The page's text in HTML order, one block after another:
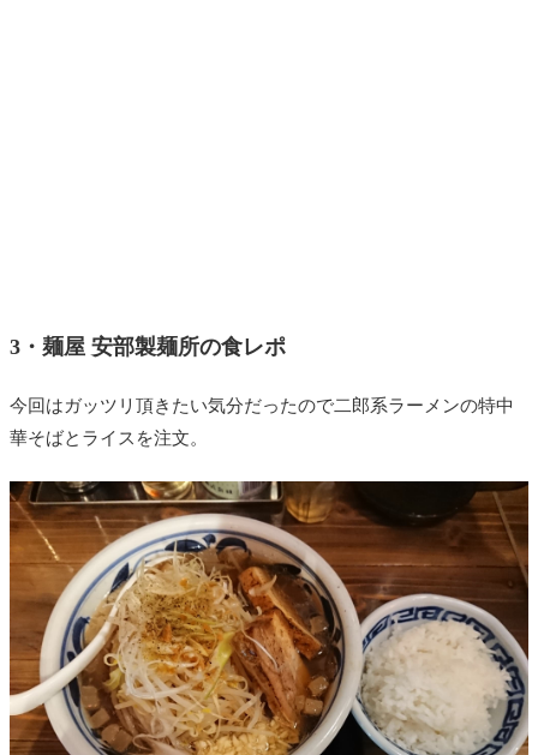
3・麺屋 安部製麺所の食レポ
今回はガッツリ頂きたい気分だったので二郎系ラーメンの特中
華そばとライスを注文。